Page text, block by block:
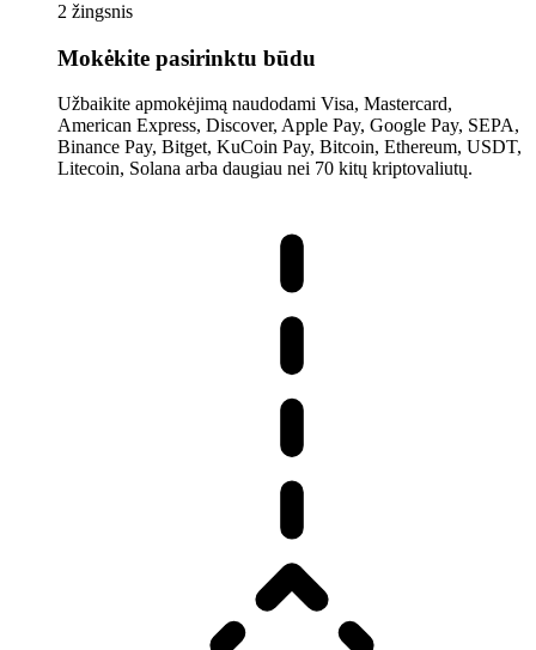
2 žingsnis
Mokėkite pasirinktu būdu
Užbaikite apmokėjimą naudodami Visa, Mastercard,
American Express, Discover, Apple Pay, Google Pay, SEPA,
Binance Pay, Bitget, KuCoin Pay, Bitcoin, Ethereum, USDT,
Litecoin, Solana arba daugiau nei 70 kitų kriptovaliutų.